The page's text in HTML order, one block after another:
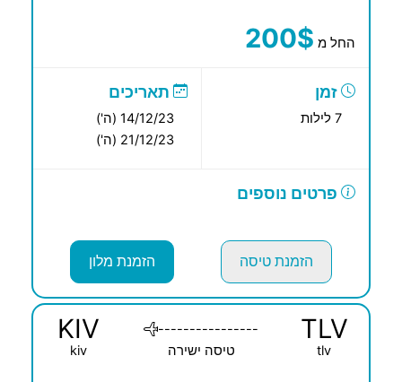
החל מ 200$
זמן
7 לילות
תאריכים
14/12/23 (ה')
21/12/23 (ה')
פרטים נוספים
הזמנת טיסה הזמנת מלון
TLV
tlv
----------------
טיסה ישירה
KIV
kiv